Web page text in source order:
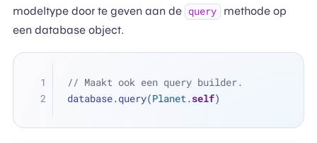
modeltype door te geven aan de query
methode op
een database object.
// Maakt ook een query builder.
database.query(Planet.self)